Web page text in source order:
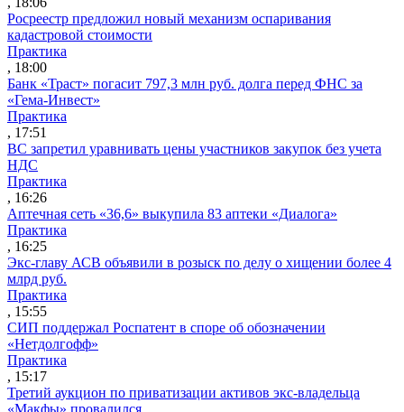
Росреестр предложил новый механизм оспаривания
кадастровой стоимости
Практика
, 18:00
Банк «Траст» погасит 797,3 млн руб. долга перед ФНС за
«Гема-Инвест»
Практика
, 17:51
ВС запретил уравнивать цены участников закупок без учета
НДС
Практика
, 16:26
Аптечная сеть «36,6» выкупила 83 аптеки «Диалога»
Практика
, 16:25
Экс-главу АСВ объявили в розыск по делу о хищении более 4
млрд руб.
Практика
, 15:55
СИП поддержал Роспатент в споре об обозначении
«Нетдолгофф»
Практика
, 15:17
Третий аукцион по приватизации активов экс-владельца
«Макфы» провалился